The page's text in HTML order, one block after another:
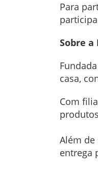
Para
Sobre a
casa,
Com
Além
entrega